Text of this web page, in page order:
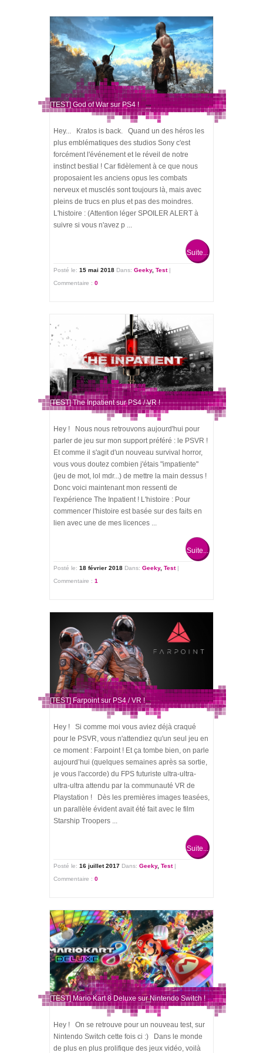
[TEST] God of War sur PS4 !
Hey... Kratos is back. Quand un des héros les
plus emblématiques des studios Sony c'est
forcément l'événement et le réveil de notre
instinct bestial ! Car fidèlement à ce que nous
proposaient les anciens opus les combats
nerveux et musclés sont toujours là, mais avec
pleins de trucs en plus et pas des moindres.
L'histoire : (Attention léger SPOILER ALERT à
suivre si vous n'avez p ...
Suite...
Posté le: 15 mai 2018 Dans: Geeky, Test |
Commentaire : 0
[TEST] The Inpatient sur PS4 / VR !
Hey ! Nous nous retrouvons aujourd'hui pour
parler de jeu sur mon support préféré : le PSVR !
Et comme il s'agit d'un nouveau survival horror,
vous vous doutez combien j'étais "impatiente"
(jeu de mot, lol mdr...) de mettre la main dessus !
Donc voici maintenant mon ressenti de
l'expérience The Inpatient ! L'histoire : Pour
commencer l'histoire est basée sur des faits en
lien avec une de mes licences ...
Suite...
Posté le: 18 février 2018 Dans: Geeky, Test |
Commentaire : 1
[TEST] Farpoint sur PS4 / VR !
Hey ! Si comme moi vous aviez déjà craqué
pour le PSVR, vous n'attendiez qu'un seul jeu en
ce moment : Farpoint ! Et ça tombe bien, on parle
aujourd’hui (quelques semaines après sa sortie,
je vous l'accorde) du FPS futuriste ultra-ultra-
ultra-ultra attendu par la communauté VR de
Playstation ! Dès les premières images teasées,
un parallèle évident avait été fait avec le film
Starship Troopers ...
Suite...
Posté le: 16 juillet 2017 Dans: Geeky, Test |
Commentaire : 0
[TEST] Mario Kart 8 Deluxe sur Nintendo Switch !
Hey ! On se retrouve pour un nouveau test, sur
Nintendo Switch cette fois ci :) Dans le monde
de plus en plus prolifique des jeux vidéo, voilà